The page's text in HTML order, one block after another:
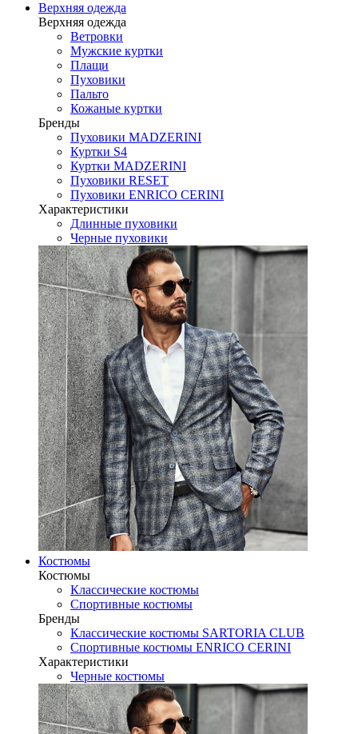
Верхняя одежда
Верхняя одежда
Ветровки
Мужские куртки
Плащи
Пуховики
Пальто
Кожаные куртки
Бренды
Пуховики MADZERINI
Куртки S4
Куртки MADZERINI
Пуховики RESET
Пуховики ENRICO CERINI
Характеристики
Длинные пуховики
Черные пуховики
Костюмы
Костюмы
Классические костюмы
Спортивные костюмы
Бренды
Классические костюмы SARTORIA CLUB
Спортивные костюмы ENRICO CERINI
Характеристики
Черные костюмы